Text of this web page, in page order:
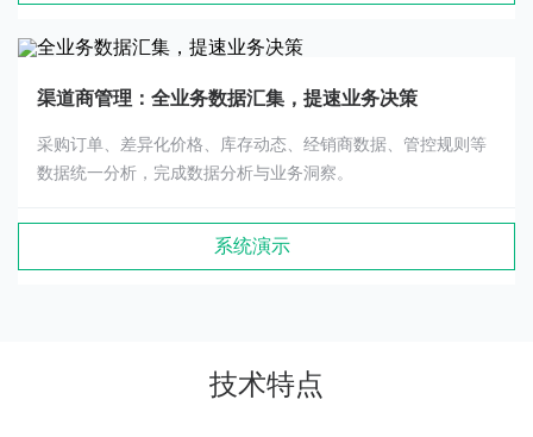
渠道商管理：全业务数据汇集，提速业务决策
采购订单、差异化价格、库存动态、经销商数据、管控规则等
数据统一分析，完成数据分析与业务洞察。
系统演示
技术特点